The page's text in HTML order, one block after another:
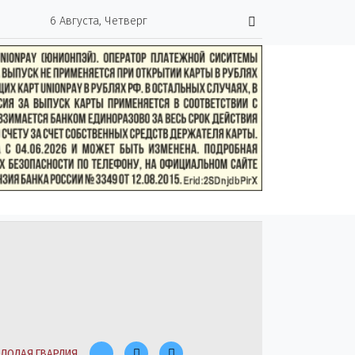
6 Августа, Четверг